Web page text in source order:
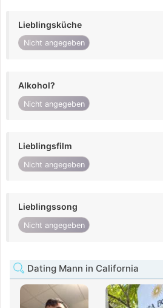
Lieblingsküche
Nicht angegeben
Alkohol?
Nicht angegeben
Lieblingsfilm
Nicht angegeben
Lieblingssong
Nicht angegeben
Dating Mann in California